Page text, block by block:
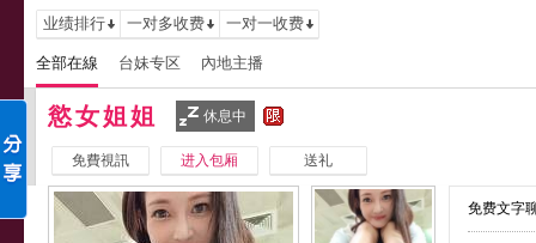
业绩排行 一对多收费 一对一收费
全部在線 台妹专区 內地主播
慾女姐姐 休息中
免費視訊 进入包厢 送礼
免费文字